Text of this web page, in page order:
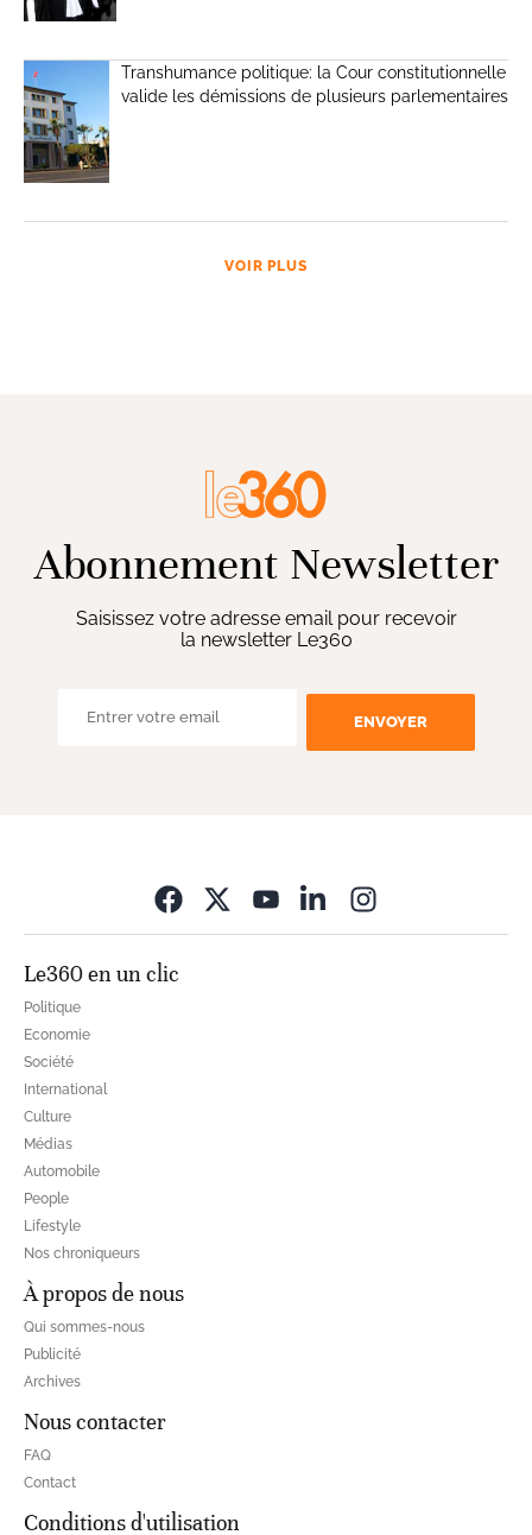
Transhumance politique: la Cour constitutionnelle
valide les démissions de plusieurs parlementaires
VOIR PLUS
Abonnement Newsletter
Saisissez votre adresse email pour recevoir
la newsletter Le360
ENVOYER
Le360 en un clic
Politique
Economie
Société
International
Culture
Médias
Automobile
People
Lifestyle
Nos chroniqueurs
À propos de nous
Qui sommes-nous
Publicité
Archives
Nous contacter
FAQ
Contact
Conditions d'utilisation